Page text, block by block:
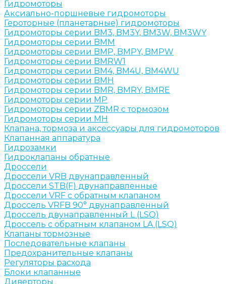
Гидромоторы
Аксиально-поршневые гидромоторы
Героторные (планетарные) гидромоторы
Гидромоторы серии BM3, BM3Y, BM3W, BM3WY
Гидромоторы серии BMM
Гидромоторы серии BMP, BMPY, BMPW
Гидромоторы серии BMRW1
Гидромоторы серии BМ4, BM4U, BМ4WU
Гидромоторы серии BМH
Гидромоторы серии BМR, BMRY, BМRE
Гидромоторы серии MP
Гидромоторы серии ZBMR с тормозом
Гидромоторы серии МH
Клапана, тормоза и аксессуары для гидромоторов
Клапанная аппаратура
Гидрозамки
Гидроклапаны обратные
Дроссели
Дроссели VRB двунаправленный
Дроссели STB(F) двунаправленные
Дроссели VRF с обратным клапаном
Дроссель VRFB 90° двунаправленный
Дроссель двунаправленный L (LSQ)
Дроссель с обратным клапаном LA (LSQ)
Клапаны тормозные
Последовательные клапаны
Предохранительные клапаны
Регуляторы расхода
Блоки клапанные
Диверторы